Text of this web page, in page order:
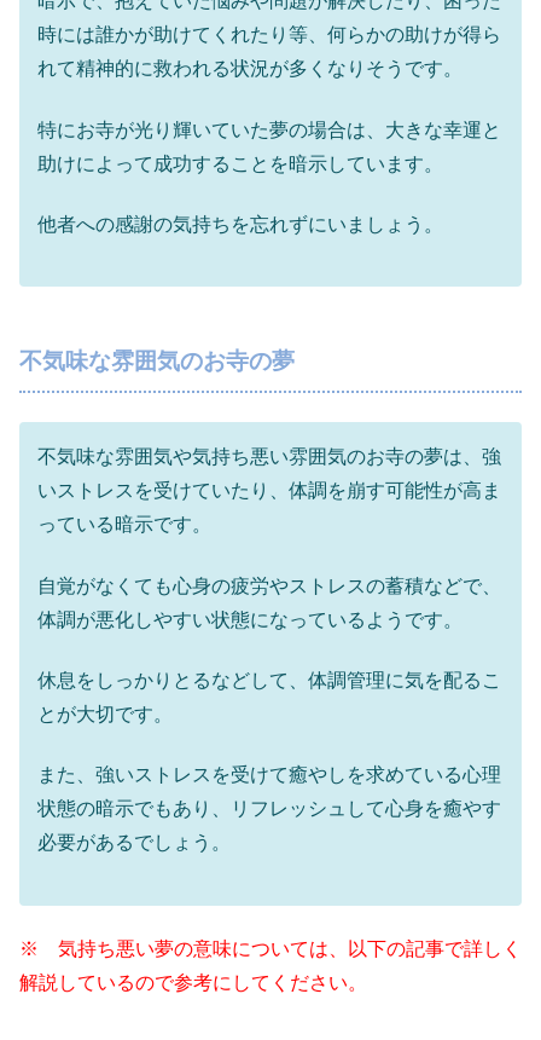
時には誰かが助けてくれたり等、何らかの助けが得ら
れて精神的に救われる状況が多くなりそうです。
特にお寺が光り輝いていた夢の場合は、大きな幸運と
助けによって成功することを暗示しています。
他者への感謝の気持ちを忘れずにいましょう。
不気味な雰囲気のお寺の夢
不気味な雰囲気や気持ち悪い雰囲気のお寺の夢は、強
いストレスを受けていたり、体調を崩す可能性が高ま
っている暗示です。
自覚がなくても心身の疲労やストレスの蓄積などで、
体調が悪化しやすい状態になっているようです。
休息をしっかりとるなどして、体調管理に気を配るこ
とが大切です。
また、強いストレスを受けて癒やしを求めている心理
状態の暗示でもあり、リフレッシュして心身を癒やす
必要があるでしょう。
※ 気持ち悪い夢の意味については、以下の記事で詳しく
解説しているので参考にしてください。